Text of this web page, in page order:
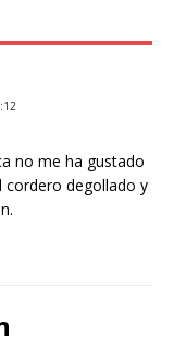
no me ha gustado
cordero degollado y